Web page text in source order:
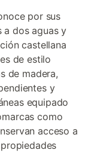
por sus
a dos aguas y
castellana
de estilo
de madera,
y
equipado
como
acceso a